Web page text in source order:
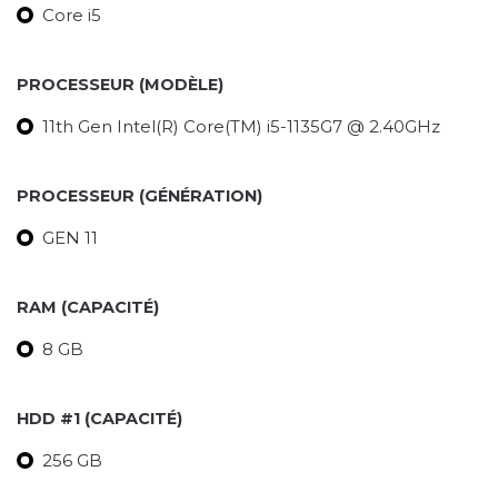
Core i5
PROCESSEUR (MODÈLE)
11th Gen Intel(R) Core(TM) i5-1135G7 @ 2.40GHz
PROCESSEUR (GÉNÉRATION)
GEN 11
RAM (CAPACITÉ)
8 GB
HDD #1 (CAPACITÉ)
256 GB